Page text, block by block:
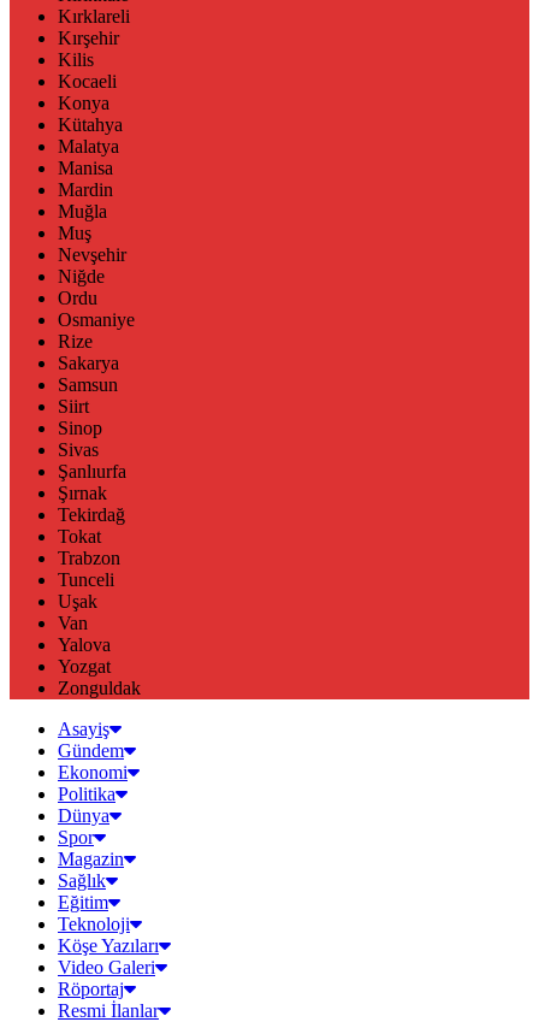
Kırklareli
Kırşehir
Kilis
Kocaeli
Konya
Kütahya
Malatya
Manisa
Mardin
Muğla
Muş
Nevşehir
Niğde
Ordu
Osmaniye
Rize
Sakarya
Samsun
Siirt
Sinop
Sivas
Şanlıurfa
Şırnak
Tekirdağ
Tokat
Trabzon
Tunceli
Uşak
Van
Yalova
Yozgat
Zonguldak
Asayiş
Gündem
Ekonomi
Politika
Dünya
Spor
Magazin
Sağlık
Eğitim
Teknoloji
Köşe Yazıları
Video Galeri
Röportaj
Resmi İlanlar